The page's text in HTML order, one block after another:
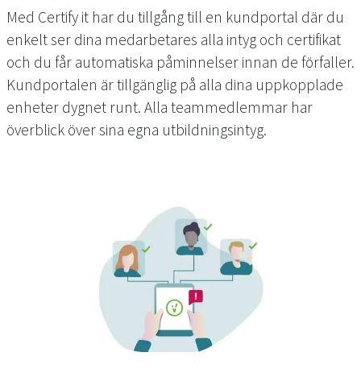
Med Certify it har du tillgång till en kundportal där du
enkelt ser dina medarbetares alla intyg och certifikat
och du får automatiska påminnelser innan de förfaller.
Kundportalen är tillgänglig på alla dina uppkopplade
enheter dygnet runt. Alla teammedlemmar har
överblick över sina egna utbildningsintyg.